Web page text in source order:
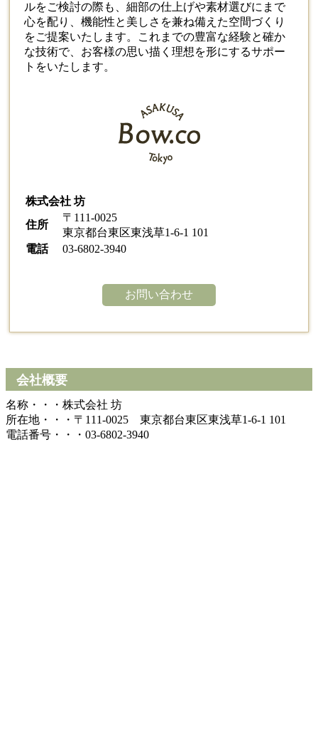
ルをご検討の際も、細部の仕上げや素材選びにまで
心を配り、機能性と美しさを兼ね備えた空間づくり
をご提案いたします。これまでの豊富な経験と確か
な技術で、お客様の思い描く理想を形にするサポー
トをいたします。
株式会社 坊
住所
〒111-0025
東京都台東区東浅草1-6-1 101
電話
03-6802-3940
お問い合わせ
会社概要
名称・・・株式会社 坊
所在地・・・〒111-0025 東京都台東区東浅草1-6-1 101
電話番号・・・03-6802-3940